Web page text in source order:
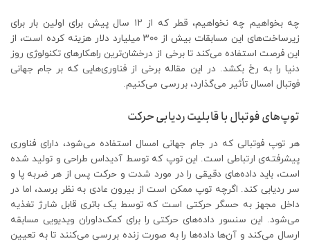
چه بخواهیم چه نخواهیم، ​​قطر که از ۱۲ سال پیش برای اولین بار برای
زیرساخت‌های این مسابقات بیش از ۳۰۰ میلیارد دلار هزینه کرده است، از
این فرصت استفاده می‌کند تا برخی از درخشان‌ترین راهکارهای تکنولوژی روز
دنیا را به رخ بکشد. در این مقاله برخی از فناوری‌هایی که بر جام جهانی
فوتبال امسال تأثیر می‌گذارد، بررسی می‌کنیم.
توپ‌های فوتبال با قابلیت ردیابی حرکت
هر توپ فوتبالی که در جام جهانی امسال استفاده می‌شود، دارای فناوری
پیشرفته‌ی ارتباطی است. این توپ که توسط آدیداس طراحی و تولید شده
است، باید داده‌های دقیقی را در مورد شدت و حرکت پس از هر ضربه پا و
سر ردیابی کند. اگرچه توپ ممکن است از بیرون عادی به نظر برسد، اما در
داخل مجهز به حسگر حرکتی است که توسط یک باتری قابل شارژ تغذیه
می‌شود. این سنسور داده‌های حرکتی را برای کمک‌داوران ویدیویی مسابقه
ارسال می‌کند و آن‌ها داده‌ها را به صورت زنده بررسی می‌کنند تا به تعیین